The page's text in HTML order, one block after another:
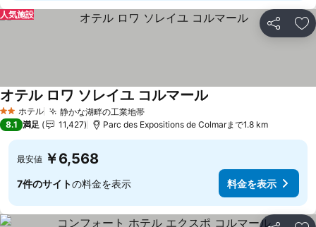
シェア お
人気施設
2 ホテルのランク
ホテル 静かな湖畔の工業地帯
オテル ロワ ソレイユ コルマール
8.1 満足 11,427 Parc des Expositions de Colmarまで1.8 km
最安値 ￥6,568
7件のサイトの料金を表示 料金を表示